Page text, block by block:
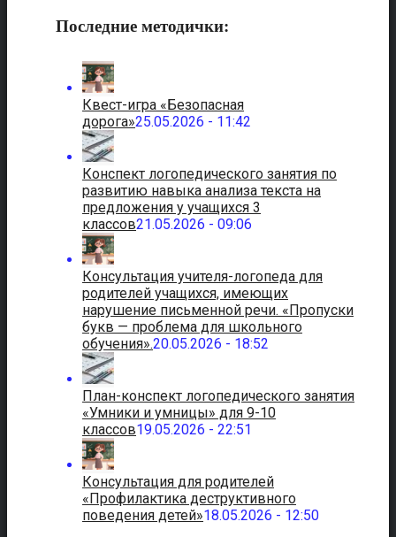
Последние методички:
Квест-игра «Безопасная
дорога»25.05.2026 - 11:42
Конспект логопедического занятия по
развитию навыка анализа текста на
предложения у учащихся 3
классов21.05.2026 - 09:06
Консультация учителя-логопеда для
родителей учащихся, имеющих
нарушение письменной речи. «Пропуски
букв — проблема для школьного
обучения».20.05.2026 - 18:52
План-конспект логопедического занятия
«Умники и умницы» для 9-10
классов19.05.2026 - 22:51
Консультация для родителей
«Профилактика деструктивного
поведения детей»18.05.2026 - 12:50